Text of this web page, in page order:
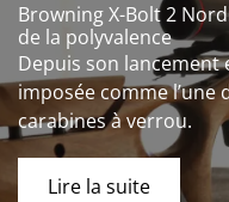
Browning X-Bolt 2
de la polyvalence
Depuis son lancement
imposée comme l’une
carabines à verrou.
Lire la suite